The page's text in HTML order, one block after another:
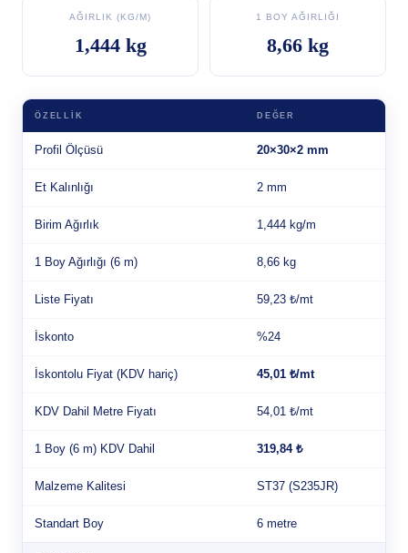
AĞIRLIK (KG/M)
1,444 kg
1 BOY AĞIRLIĞI
8,66 kg
ÖZELLIK DEĞER
Profil Ölçüsü 20×30×2 mm
Et Kalınlığı 2 mm
Birim Ağırlık 1,444 kg/m
1 Boy Ağırlığı (6 m) 8,66 kg
Liste Fiyatı 59,23 ₺/mt
İskonto %24
İskontolu Fiyat (KDV hariç) 45,01 ₺/mt
KDV Dahil Metre Fiyatı 54,01 ₺/mt
1 Boy (6 m) KDV Dahil 319,84 ₺
Malzeme Kalitesi ST37 (S235JR)
Standart Boy 6 metre